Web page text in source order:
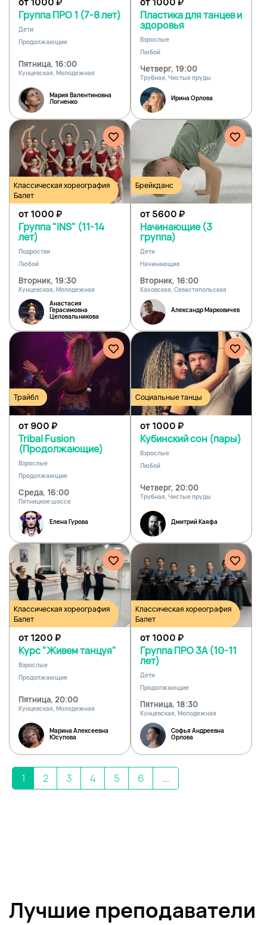
Группа ПРО 1 (7-8 лет)
Дети
Продолжающие
Пятница, 16:00
Кунцевская, Молодежная
Мария Валентиновна
Логненко
Пластика для танцев и
здоровья
Взрослые
Любой
Четверг, 19:00
Трубная, Чистые пруды
Ирина Орлова
Классическая хореография
Балет
от 1000₽
Группа "INS" (11-14
лет)
Подростки
Любой
Вторник, 19:30
Кунцевская, Молодежная
Анастасия
Герасимовна
Целовальникова
Брейкданс
от 5600₽
Начинающие (3
группа)
Дети
Начинающие
Вторник, 16:00
Каховская, Севастопольская
Александр Марковичев
Трайбл
от 900₽
Tribal Fusion
(Продолжающие)
Взрослые
Продолжающие
Среда, 16:00
Пятницкое шоссе
Елена Гурова
Социальные танцы
от 1000₽
Кубинский сон (пары)
Взрослые
Любой
Четверг, 20:00
Трубная, Чистые пруды
Дмитрий Каяфа
Классическая хореография
Балет
от 1200₽
Курс "Живем танцуя"
Взрослые
Продолжающие
Пятница, 20:00
Кунцевская, Молодежная
Марина Алексеевна
Юсупова
Классическая хореография
Балет
от 1000₽
Группа ПРО 3А (10-11
лет)
Дети
Продолжающие
Пятница, 18:30
Кунцевская, Молодежная
Софья Андреевна
Орлова
1 2 3 4 5 6 ...
Лучшие преподаватели